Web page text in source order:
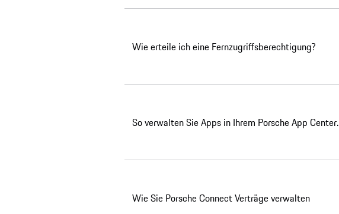
Wie erteile ich eine Fernzugriffsberechtigung?
So verwalten Sie Apps in Ihrem Porsche App Center.
Wie Sie Porsche Connect Verträge verwalten